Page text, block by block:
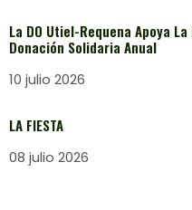
La DO Utiel-Requena Apoya
Donación Solidaria Anual
10 julio 2026
LA FIESTA
08 julio 2026